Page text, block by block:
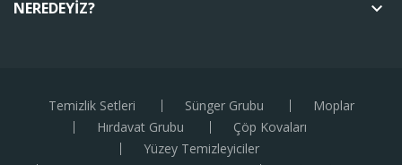
NEREDEYIZ? keyboard_arrow_down
Temizlik Setleri Sünger Grubu
Moplar
Hırdavat Grubu
Çöp Kovaları
Yüzey Temizleyiciler